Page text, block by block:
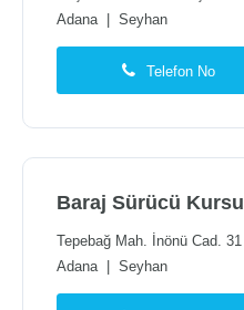
Adana| Seyhan
Telefon No
Baraj Sürücü Kursu
Tepebağ Mah. İnönü Cad. 31
Adana| Seyhan